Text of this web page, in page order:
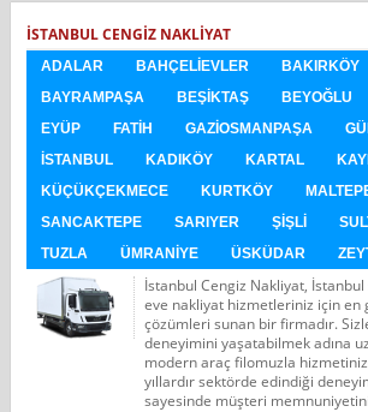
İSTANBUL CENGIZ NAKLIYAT
ADALAR BAHÇELIEVLER BAKIRKÖY
BAYRAMPAŞA
BEŞIKTAŞ BEYOĞLU
EYÜP
FATIH GAZIOSMANPAŞA
İSTANBUL
KADIKÖY KARTAL
KÜÇÜKÇEKMECE
KURTKÖY
SANCAKTEPE
SARIYER ŞIŞLI
TUZLA
ÜMRANIYE ÜSKÜDAR
İstanbul Cengiz Nakliyat,
eve nakliyat hizmetleriniz için en
çözümleri sunan bir firmadır.
deneyimini yaşatabilmek adına
modern araç filomuzla
yıllardır sektörde edindiği
sayesinde müşteri